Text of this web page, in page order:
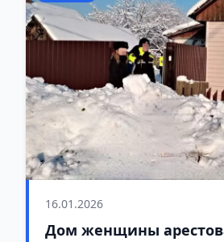
16.01.2026
Дом женщины